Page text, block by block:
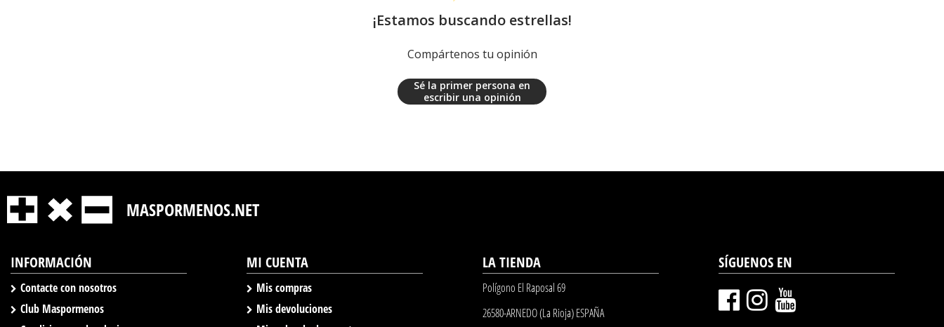
¡Estamos buscando estrellas!
Compártenos tu opinión
Sé la primer persona en
escribir una opinión
MASPORMENOS.NET
INFORMACIÓN
Contacte con nosotros
Club Maspormenos
MI CUENTA
Mis compras
Mis devoluciones
LA TIENDA
Polígono El Raposal 69
26580-ARNEDO (La Rioja) ESPAÑA
SÍGUENOS EN